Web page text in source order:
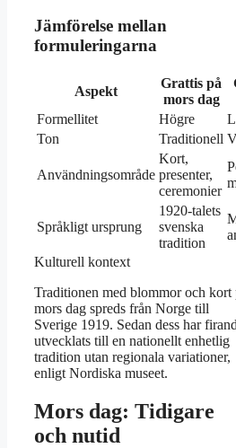
Jämförelse mellan
formuleringarna
Aspekt
Grattis på
mors dag
Formellitet
Högre
Ton
Traditionell
Användningsområde
Kort,
presenter,
ceremonier
Språkligt ursprung
1920-talets
svenska
tradition
Kulturell kontext
Traditionen med blommor och kort
mors dag spreds från Norge till
Sverige 1919. Sedan dess har
utvecklats till en nationellt enhetlig
tradition utan regionala variationer,
enligt Nordiska museet.
Mors dag: Tidigare
och nutid